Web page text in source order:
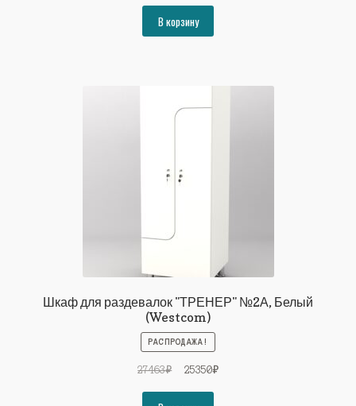
составляла
27463₽.
В корзину
Шкаф для раздевалок "ТРЕНЕР" №2А, Белый
(Westcom)
РАСПРОДАЖА!
27463₽
Первоначальная
25350₽Текущая